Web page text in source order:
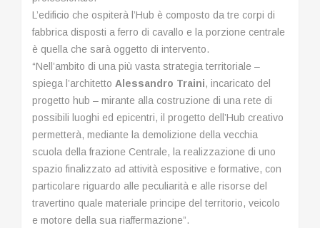
L’edificio che ospiterà l’Hub è composto da tre corpi di
fabbrica disposti a ferro di cavallo e la porzione centrale
è quella che sarà oggetto di intervento.
“Nell’ambito di una più vasta strategia territoriale –
spiega l’architetto Alessandro Traini, incaricato del
progetto hub – mirante alla costruzione di una rete di
possibili luoghi ed epicentri, il progetto dell’Hub creativo
permetterà, mediante la demolizione della vecchia
scuola della frazione Centrale, la realizzazione di uno
spazio finalizzato ad attività espositive e formative, con
particolare riguardo alle peculiarità e alle risorse del
travertino quale materiale principe del territorio, veicolo
e motore della sua riaffermazione”.